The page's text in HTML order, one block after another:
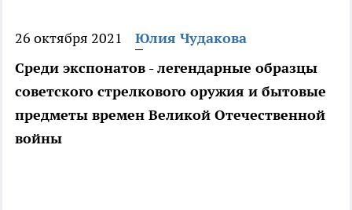
26 октября 2021
Юлия Чудакова
Среди экспонатов - легендарные образцы
советского стрелкового оружия и бытовые
предметы времен Великой Отечественной
войны